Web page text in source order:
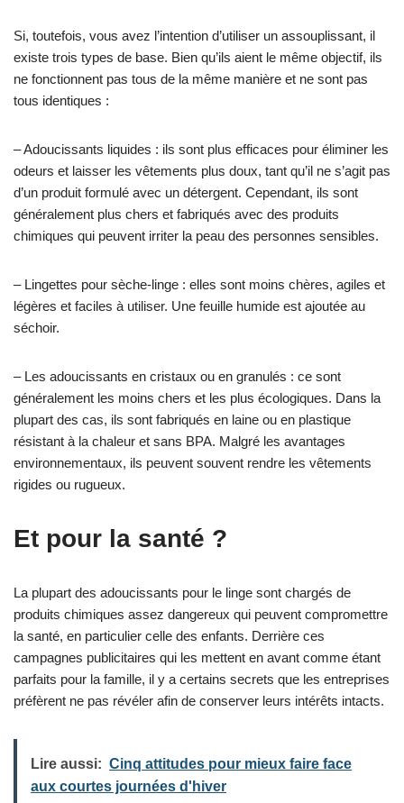
Si, toutefois, vous avez l’intention d’utiliser un assouplissant, il
existe trois types de base. Bien qu’ils aient le même objectif, ils
ne fonctionnent pas tous de la même manière et ne sont pas
tous identiques :
– Adoucissants liquides : ils sont plus efficaces pour éliminer les
odeurs et laisser les vêtements plus doux, tant qu’il ne s’agit pas
d’un produit formulé avec un détergent. Cependant, ils sont
généralement plus chers et fabriqués avec des produits
chimiques qui peuvent irriter la peau des personnes sensibles.
– Lingettes pour sèche-linge : elles sont moins chères, agiles et
légères et faciles à utiliser. Une feuille humide est ajoutée au
séchoir.
– Les adoucissants en cristaux ou en granulés : ce sont
généralement les moins chers et les plus écologiques. Dans la
plupart des cas, ils sont fabriqués en laine ou en plastique
résistant à la chaleur et sans BPA. Malgré les avantages
environnementaux, ils peuvent souvent rendre les vêtements
rigides ou rugueux.
Et pour la santé ?
La plupart des adoucissants pour le linge sont chargés de
produits chimiques assez dangereux qui peuvent compromettre
la santé, en particulier celle des enfants. Derrière ces
campagnes publicitaires qui les mettent en avant comme étant
parfaits pour la famille, il y a certains secrets que les entreprises
préfèrent ne pas révéler afin de conserver leurs intérêts intacts.
Lire aussi: Cinq attitudes pour mieux faire face
aux courtes journées d'hiver